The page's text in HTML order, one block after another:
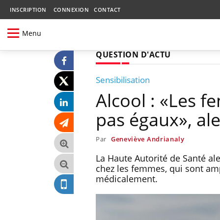
INSCRIPTION CONNEXION CONTACT
Menu
QUESTION D'ACTU
Sensibilisation
Alcool : «Les
pas égaux»,
Par Geneviève Andrianaly
La Haute Autorité de Santé
chez les femmes, qui sont
médicalement.